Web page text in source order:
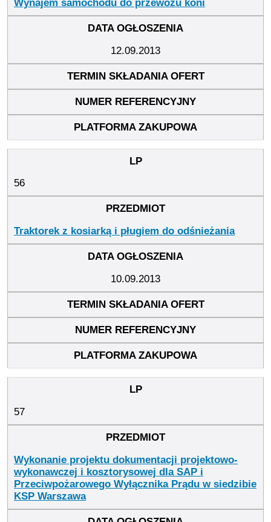
Wynajem samochodu do przewozu koni
12.09.2013
56
Traktorek z kosiarką i pługiem do odśnieżania
10.09.2013
57
Wykonanie projektu dokumentacji projektowo-
wykonawczej i kosztorysowej dla SAP i
Przeciwpożarowego Wyłącznika Prądu w siedzibie
KSP Warszawa